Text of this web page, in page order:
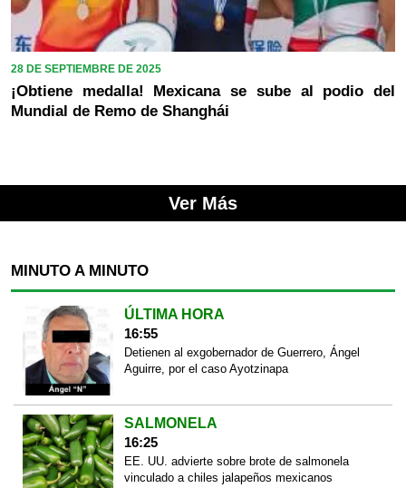
28 DE SEPTIEMBRE DE 2025
¡Obtiene medalla! Mexicana se sube al podio del
Mundial de Remo de Shanghái
Ver Más
MINUTO A MINUTO
ÚLTIMA HORA
16:55
Detienen al exgobernador de Guerrero, Ángel
Aguirre, por el caso Ayotzinapa
SALMONELA
16:25
EE. UU. advierte sobre brote de salmonela
vinculado a chiles jalapeños mexicanos